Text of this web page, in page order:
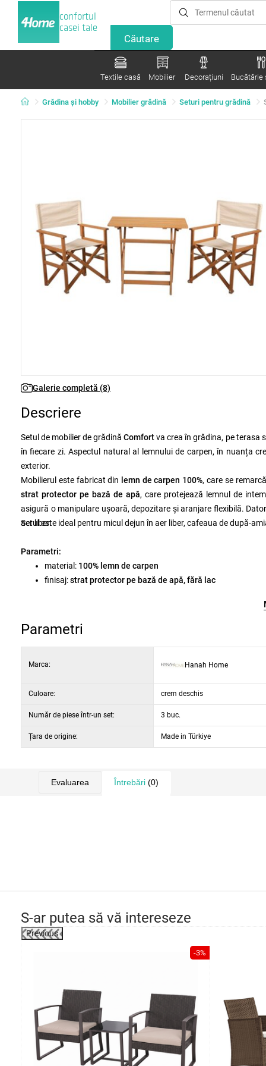
confortul
casei tale
Textile casă Mobilier Decorațiuni Bucătărie
Grădina şi hobby Mobilier grădină Seturi pentru grădină
Galerie completă (8)
Descriere
Setul de mobilier de grădină Comfortva crea în grădina, pe terasa
în fiecare zi. Aspectul natural al lemnului de carpen, în nuanța
exterior.
Mobilierul este fabricat din lemn de carpen 100%, care se
strat protector pe bază de apă, care protejează lemnul de
asigură o manipulare ușoară, depozitare și aranjare flexibilă.
aer liber.
Setul este ideal pentru micul dejun în aer liber, cafeaua de după-
Parametri:
material: 100% lemn de carpen
finisaj:strat protector pe bază de apă, fără lac
dimensiuni scaun:
număr de scaune:
capacitate de încărcare scaun:
100 kg
culoare:
Parametri
Marca: Hanah Home
Culoare: crem deschis
Număr de piese într-un set: 3 buc.
Țara de origine: Made in Türkiye
Evaluarea Întrebări (0)
S-ar putea să vă intereseze
Previous
-3%